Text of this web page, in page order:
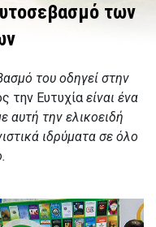
των
του οδηγεί στην
την Ευτυχία είναι ένα
αυτή την ελικοειδή
ιδρύματα σε όλο